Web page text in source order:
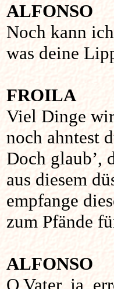
ALFONSO
Noch kann
was deine
FROILA
Viel Dinge
noch ahntest
Doch glaub’,
aus diesem
empfange
zum Pfände
ALFONSO
O Vater, ja,